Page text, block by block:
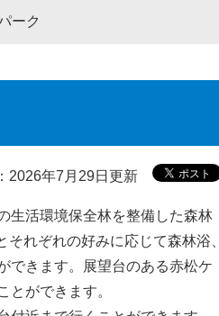
ーク
2026年7月29日更新
生活環境保全林を整備した森林
れぞれの好みに応じて森林浴、
できます。展望台のある赤松ケ
ができます。